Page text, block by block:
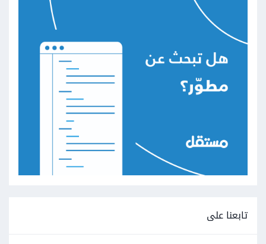
تابعنا على